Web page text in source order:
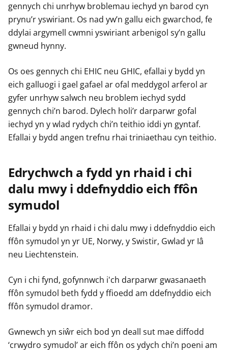
gennych chi unrhyw broblemau iechyd yn barod cyn
prynu’r yswiriant. Os nad yw’n gallu eich gwarchod, fe
ddylai argymell cwmni yswiriant arbenigol sy’n gallu
gwneud hynny.
Os oes gennych chi EHIC neu GHIC, efallai y bydd yn
eich galluogi i gael gafael ar ofal meddygol arferol ar
gyfer unrhyw salwch neu broblem iechyd sydd
gennych chi’n barod. Dylech holi’r darparwr gofal
iechyd yn y wlad rydych chi’n teithio iddi yn gyntaf.
Efallai y bydd angen trefnu rhai triniaethau cyn teithio.
Edrychwch a fydd yn rhaid i chi
dalu mwy i ddefnyddio eich ffôn
symudol
Efallai y bydd yn rhaid i chi dalu mwy i ddefnyddio eich
ffôn symudol yn yr UE, Norwy, y Swistir, Gwlad yr Iâ
neu Liechtenstein.
Cyn i chi fynd, gofynnwch i'ch darparwr gwasanaeth
ffôn symudol beth fydd y ffioedd am ddefnyddio eich
ffôn symudol dramor.
Gwnewch yn siŵr eich bod yn deall sut mae diffodd
‘crwydro symudol’ ar eich ffôn os ydych chi’n poeni am